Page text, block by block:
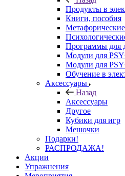
Продукты в
Книги, пособия
Программы для
Модули для
Модули для
Обучение в
Аксессуары
Назад
Аксессуары
Другое
Кубики для игр
Мешочки
Подарки!
РАСПРОДАЖА!
Акции
Упражнения